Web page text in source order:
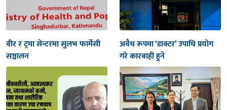
वीर र ट्रमा सेन्टरमा सुलभ फार्मेसी
सञ्चालन
अवैध रूपमा ‘डाक्टर’ उपाधि प्रयोग
गरे कारबाही हुने